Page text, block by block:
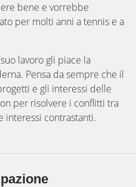
bene e vorrebbe
per molti anni a tennis e a
lavoro gli piace la
Pensa da sempre che il
e gli interessi delle
per risolvere i conflitti tra
interessi contrastanti.